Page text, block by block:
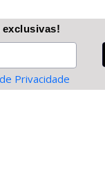
exclusivas!
Privacidade